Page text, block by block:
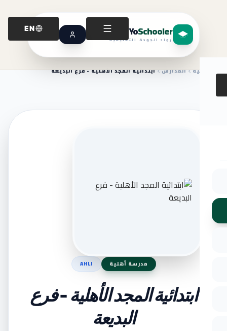
YoSchooler
رواد الجودة التعليمية
EN
الرئيسية المدارس ابتدائية المجد الأهلية - فرع البديعة
مدرسة أهلية AHLI
ابتدائية المجد الأهلية - فرع
البديعة